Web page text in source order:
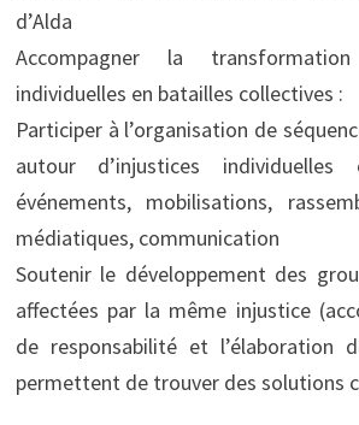
d’Alda
Accompagner la
individuelles en batailles collectives :
Participer à l’organisation de
autour d’injustices individuelles
événements, mobilisations,
médiatiques, communication
Soutenir le développement des
affectées par la même injustice
de responsabilité et l’élaboration
permettent de trouver des solutions